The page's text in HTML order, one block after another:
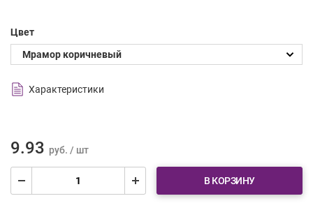
Цвет
Характеристики
9.93 руб. / шт
В КОРЗИНУ